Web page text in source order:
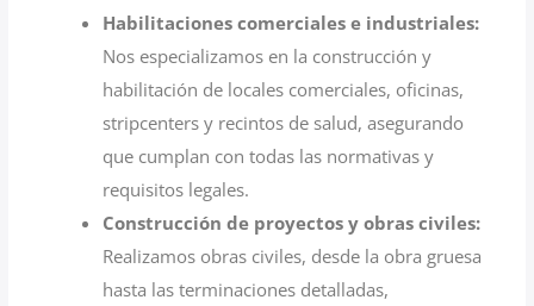
Habilitaciones comerciales e industriales:
Nos especializamos en la construcción y
habilitación de locales comerciales, oficinas,
stripcenters y recintos de salud, asegurando
que cumplan con todas las normativas y
requisitos legales.
Construcción de proyectos y obras civiles:
Realizamos obras civiles, desde la obra gruesa
hasta las terminaciones detalladas,